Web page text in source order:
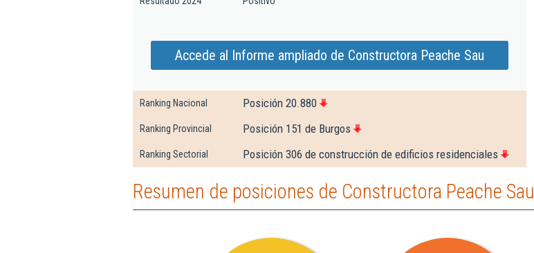
Accede al Informe ampliado de Constructora Peache Sau
Ranking Nacional Posición 20.880
Ranking Provincial Posición 151 de Burgos
Ranking Sectorial Posición 306 de construcción de edificios residenciales
Resumen de posiciones de Constructora Peache Sau